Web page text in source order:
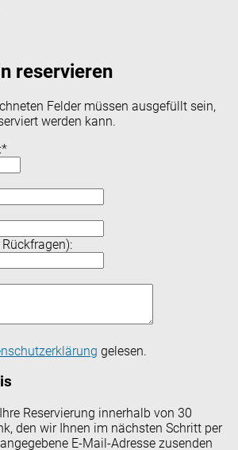
reservieren
Felder müssen ausgefüllt sein,
werden kann.
*
gelesen.
Reservierung innerhalb von 30
den wir Ihnen im nächsten Schritt per
E-Mail-Adresse zusenden